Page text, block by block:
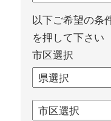
以下ご希望の条
を押して下さい
市区選択